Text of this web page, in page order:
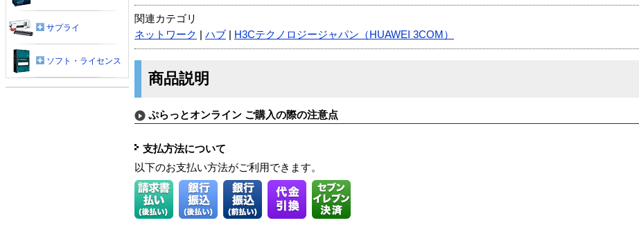
関連カテゴリ
ネットワーク
ハブ H3Cテクノロジージャパン（HUAWEI 3COM）
商品説明
ぷらっとオンライン ご購入の際の注意点
支払方法について
以下のお支払い方法がご利用できます。
サプライ
ソフト・ライセンス